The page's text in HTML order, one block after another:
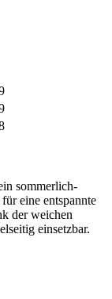
sommerlich-
eine entspannte
der weichen
einsetzbar.